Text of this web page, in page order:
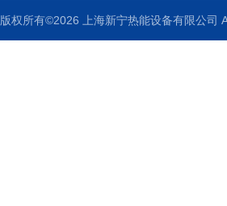
版权所有©2026 上海新宁热能设备有限公司